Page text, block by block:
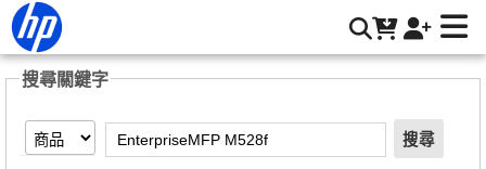
【EnterpriseMFP M528f】搜尋結果 | HP® 惠普台灣原廠購物
搜尋關鍵字
搜尋